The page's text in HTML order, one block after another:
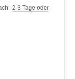
2-3 Tage oder